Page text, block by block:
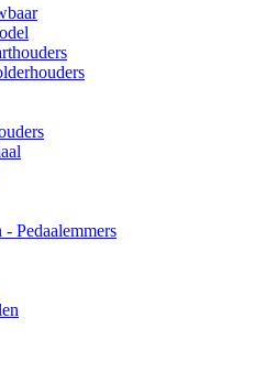
Pedaalemmers